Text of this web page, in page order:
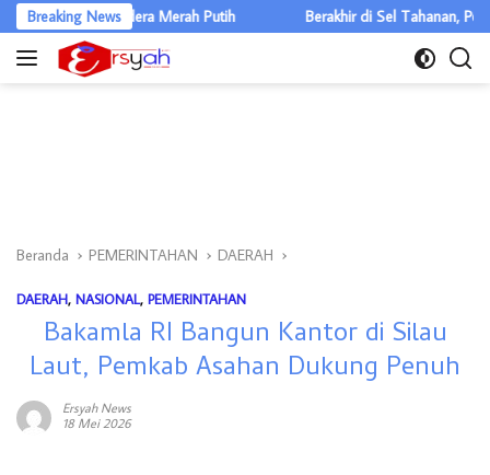
Langsung
ke
Breaking News
Bendera Merah Putih Berakhir di Sel Tahanan, Pencuri Motor
Beranda PEMERINTAHAN DAERAH
DAERAH, NASIONAL, PEMERINTAHAN
Bakamla RI Bangun Kantor di Silau
Laut, Pemkab Asahan Dukung Penuh
Ersyah News
18 Mei 2026